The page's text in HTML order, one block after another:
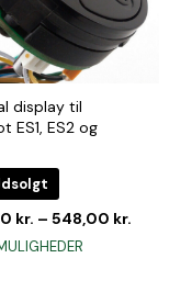
display til
ES1, ES2 og
kr. – 548,00 kr.
Dette